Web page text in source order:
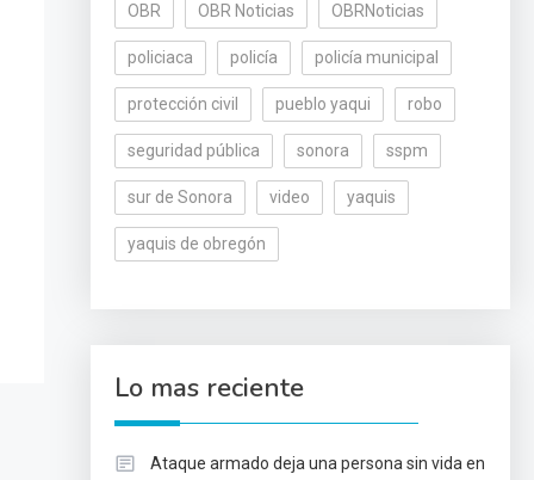
OBR OBR Noticias OBRNoticias
policiaca policía policía municipal
protección civil pueblo yaqui robo
seguridad pública sonora sspm
sur de Sonora video yaquis
yaquis de obregón
Lo mas reciente
Ataque armado deja una persona sin vida en